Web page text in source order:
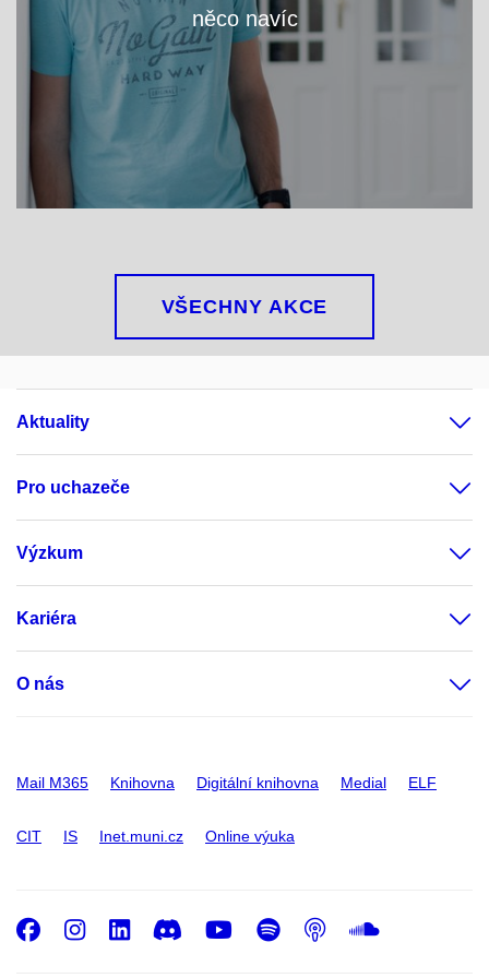
něco navíc
VÍCE
VŠECHNY AKCE
Aktuality
Pro uchazeče
Výzkum
Kariéra
O nás
Mail M365 Knihovna Digitální knihovna Medial ELF
CIT IS Inet.muni.cz Online výuka
Facebook
Instagram
LinkedIn
DiscordYoutube
Spotify
Podcast